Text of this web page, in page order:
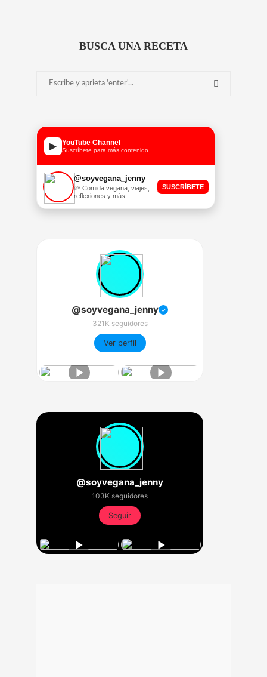
BUSCA UNA RECETA
▶ YouTube Channel
Suscríbete para más contenido
@soyvegana_jenny
🌱 Comida vegana, viajes,
reflexiones y más
SUSCRÍBETE
@soyvegana_jenny ✓
321K seguidores
Ver perfil
@soyvegana_jenny
103K seguidores
Seguir